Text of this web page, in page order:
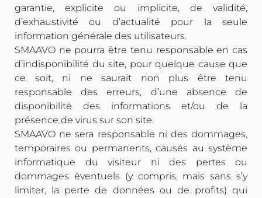
garantie, explicite ou implicite, de validité,
d’exhaustivité ou d’actualité pour la seule
information générale des utilisateurs.
SMAAVO ne pourra être tenu responsable en cas
d’indisponibilité du site, pour quelque cause que
ce soit, ni ne saurait non plus être tenu
responsable des erreurs, d’une absence de
disponibilité des informations et/ou de la
présence de virus sur son site.
SMAAVO ne sera responsable ni des dommages,
temporaires ou permanents, causés au système
informatique du visiteur ni des pertes ou
dommages éventuels (y compris, mais sans s’y
limiter, la perte de données ou de profits) qui